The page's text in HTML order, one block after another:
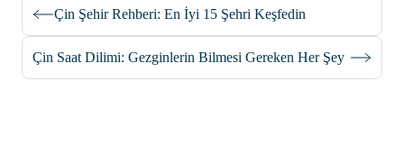
Çin Şehir Rehberi: En İyi 15 Şehri Keşfedin
Çin Saat Dilimi: Gezginlerin Bilmesi Gereken Her Şey